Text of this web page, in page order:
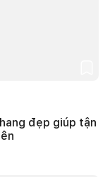
đẹp giúp tận